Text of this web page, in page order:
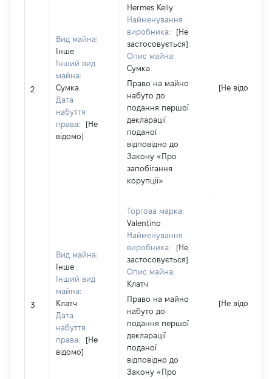
2
Вид майна:
Інше
Інший вид
майна:
Сумка
Дата
набуття
права:
[Не
відомо]
Hermes Kelly
Найменування
виробника:
[Не
застосовується]
Опис майна:
Сумка
Право на майно
набуто до
подання першої
декларації
поданої
відповідно до
Закону «Про
запобігання
корупції»
[Не відомо]
3
Вид майна:
Інше
Інший вид
майна:
Клатч
Дата
набуття
права:
[Не
відомо]
Торгова марка:
Valentino
Найменування
виробника:
[Не
застосовується]
Опис майна:
Клатч
Право на майно
набуто до
подання першої
декларації
поданої
відповідно до
Закону «Про
[Не відомо]